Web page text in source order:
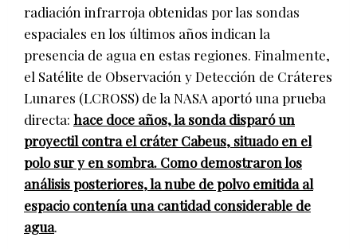
radiación infrarroja obtenidas por las sondas
espaciales en los últimos años indican la
presencia de agua en estas regiones. Finalmente,
el Satélite de Observación y Detección de Cráteres
Lunares (LCROSS) de la NASA aportó una prueba
directa: hace doce años, la sonda disparó un
proyectil contra el cráter Cabeus, situado en el
polo sur y en sombra. Como demostraron los
análisis posteriores, la nube de polvo emitida al
espacio contenía una cantidad considerable de
agua.